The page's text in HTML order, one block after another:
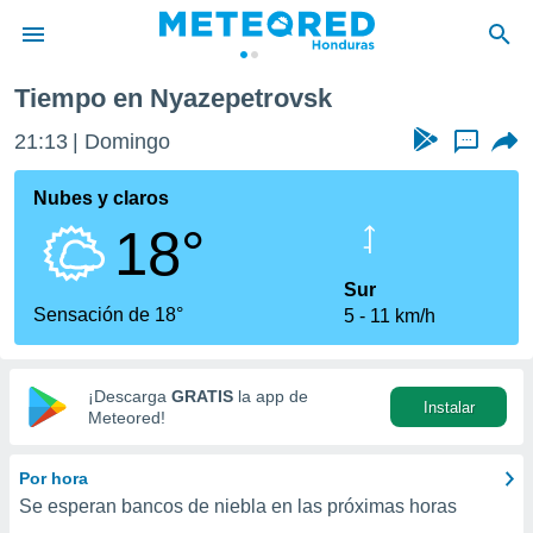
de
ha sido
calidad.
a este
las
y
digital
basada
Tiempo en Nyazepetrovsk
21:13 Domingo ...
Nubes y claros
18°
Sensación de 18°
Sur
5
11 km/h
¡Descarga GRATIS la app de
Meteored!
Instalar
Por hora
Se esperan bancos de niebla en las próximas horas